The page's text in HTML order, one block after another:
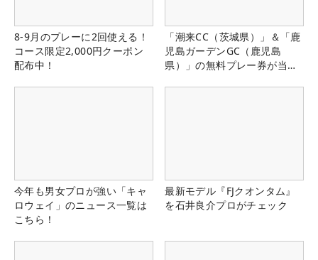
8-9月のプレーに2回使える！
コース限定2,000円クーポン
配布中！
「潮来CC（茨城県）」＆「鹿
児島ガーデンGC（鹿児島
県）」の無料プレー券が当た
今年も男女プロが強い「キャ
ロウェイ」のニュース一覧は
こちら！
最新モデル『FJクオンタム』
を石井良介プロがチェック